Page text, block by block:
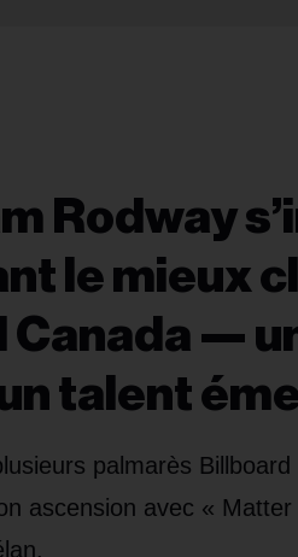
Rodway
le mieux
Canada —
talent
palmarès Billboard
ascension avec «